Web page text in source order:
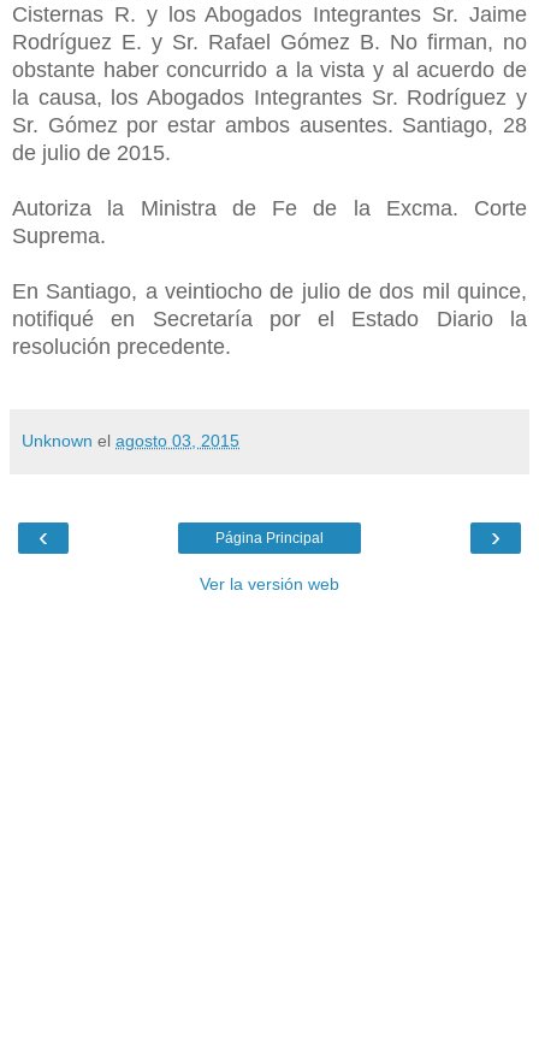
Cisternas R. y los Abogados Integrantes Sr. Jaime
Rodríguez E. y Sr. Rafael Gómez B. No firman, no
obstante haber concurrido a la vista y al acuerdo de
la causa, los Abogados Integrantes Sr. Rodríguez y
Sr. Gómez por estar ambos ausentes. Santiago, 28
de julio de 2015.
Autoriza la Ministra de Fe de la Excma. Corte
Suprema.
En Santiago, a veintiocho de julio de dos mil quince,
notifiqué en Secretaría por el Estado Diario la
resolución precedente.
Unknown el agosto 03, 2015
‹ ›
Página Principal
Ver la versión web